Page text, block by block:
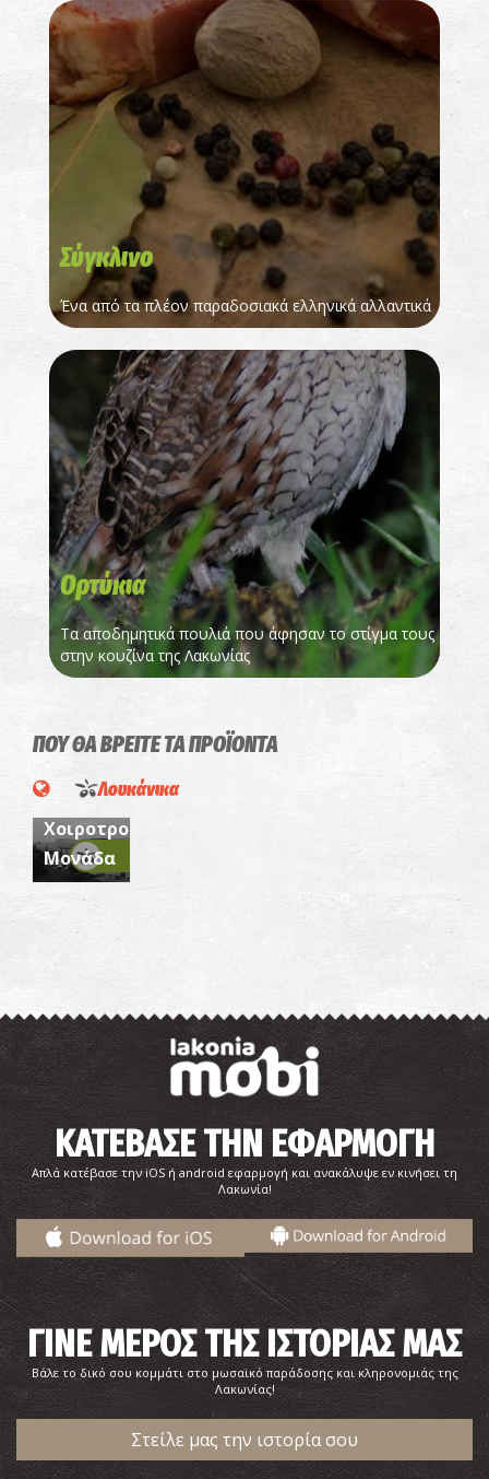
Σύγκλινο
Ένα από τα πλέον παραδοσιακά ελληνικά αλλαντικά
Ορτύκια
Τα αποδημητικά πουλιά που άφησαν το στίγμα τους
στην κουζίνα της Λακωνίας
ΠΟΥ ΘΑ ΒΡΕΙΤΕ ΤΑ ΠΡΟΪΟΝΤΑ
Λουκάνικα
ΓΙΑΝΝΟΠΟΥΛΟΣ
Πρότυπη
Χοιροτροφική
Μονάδα
ΚΑΤΕΒΑΣΕ ΤΗΝ ΕΦΑΡΜΟΓΗ
Απλά κατέβασε την iOS ή android εφαρμογή και ανακάλυψε εν κινήσει τη
Λακωνία!
ΓΙΝΕ ΜΕΡΟΣ ΤΗΣ ΙΣΤΟΡΙΑΣ ΜΑΣ
Βάλε το δικό σου κομμάτι στο μωσαϊκό παράδοσης και κληρονομιάς της
Λακωνίας!
Στείλε μας την ιστορία σου